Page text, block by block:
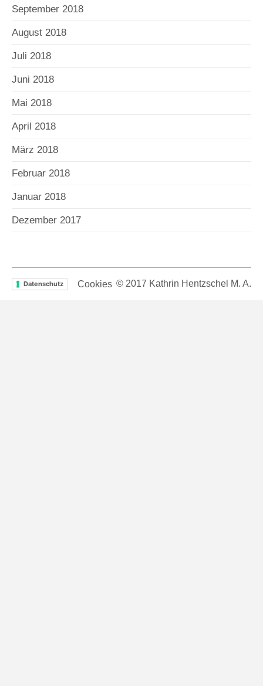
September 2018
August 2018
Juli 2018
Juni 2018
Mai 2018
April 2018
März 2018
Februar 2018
Januar 2018
Dezember 2017
Datenschutz Cookies © 2017 Kathrin Hentzschel M. A.